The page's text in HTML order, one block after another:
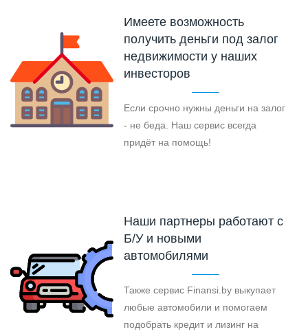
Имеете возможность
получить деньги под залог
недвижимости у наших
инвесторов
Если срочно нужны деньги на залог
- не беда. Наш сервис всегда
придёт на помощь!
Наши партнеры работают с
Б/У и новыми
автомобилями
Также сервис Finansi.by выкупает
любые автомобили и помогаем
подобрать кредит и лизинг на